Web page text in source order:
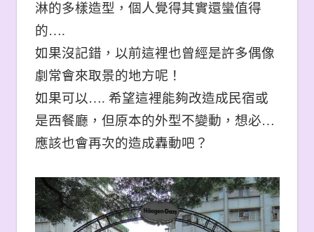
淋的多樣造型，個人覺得其實還蠻值得
的….
如果沒記錯，以前這裡也曾經是許多偶像
劇常會來取景的地方呢！
如果可以…. 希望這裡能夠改造成民宿或
是西餐廳，但原本的外型不變動，想必…
應該也會再次的造成轟動吧？